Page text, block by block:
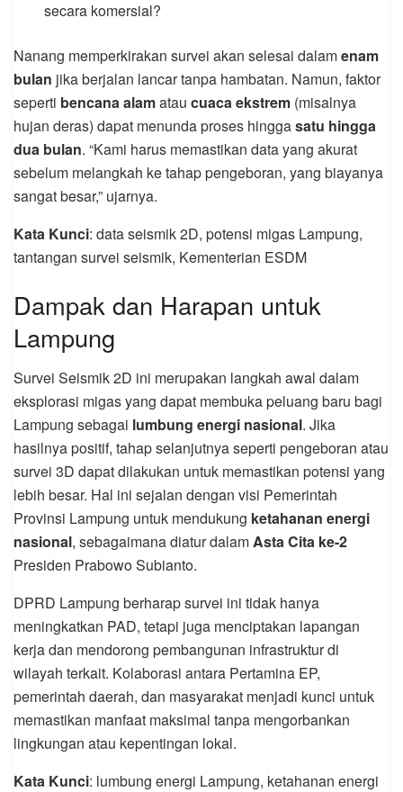
secara komersial?
Nanang memperkirakan survei akan selesai dalamenam
bulan jika berjalan lancar tanpa hambatan. Namun, faktor
seperti bencana alamatau cuaca ekstrem (misalnya
hujan deras) dapat menunda proses hinggasatu hingga
dua bulan. “Kami harus memastikan data yang akurat
sebelum melangkah ke tahap pengeboran, yang biayanya
sangat besar,” ujarnya.
Kata Kunci: data seismik 2D, potensi migas Lampung,
tantangan survei seismik, Kementerian ESDM
Dampak dan Harapan untuk
Lampung
Survei Seismik 2D ini merupakan langkah awal dalam
eksplorasi migas yang dapat membuka peluang baru bagi
Lampung sebagai lumbung energi nasional. Jika
hasilnya positif, tahap selanjutnya seperti pengeboran atau
survei 3D dapat dilakukan untuk memastikan potensi yang
lebih besar. Hal ini sejalan dengan visi Pemerintah
Provinsi Lampung untuk mendukung ketahanan energi
nasional, sebagaimana diatur dalamAsta Cita ke-2
Presiden Prabowo Subianto.
DPRD Lampung berharap survei ini tidak hanya
meningkatkan PAD, tetapi juga menciptakan lapangan
kerja dan mendorong pembangunan infrastruktur di
wilayah terkait. Kolaborasi antara Pertamina EP,
pemerintah daerah, dan masyarakat menjadi kunci untuk
memastikan manfaat maksimal tanpa mengorbankan
lingkungan atau kepentingan lokal.
Kata Kunci: lumbung energi Lampung, ketahanan energi